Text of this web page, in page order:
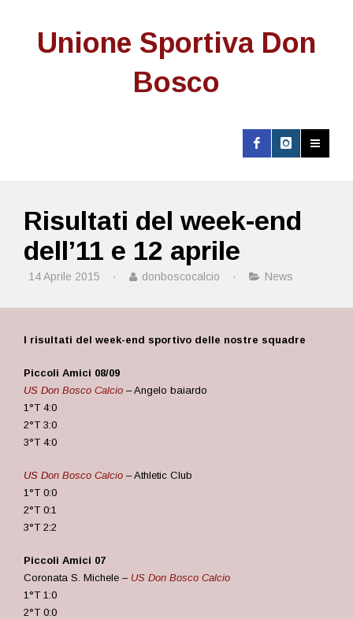
Unione Sportiva Don
Bosco
Risultati del week-end
dell’11 e 12 aprile
14 Aprile 2015 · donboscocalcio · News
I risultati del week-end sportivo delle nostre squadre
Piccoli Amici 08/09
US Don Bosco Calcio – Angelo baiardo
1°T 4:0
2°T 3:0
3°T 4:0
US Don Bosco Calcio – Athletic Club
1°T 0:0
2°T 0:1
3°T 2:2
Piccoli Amici 07
Coronata S. Michele – US Don Bosco Calcio
1°T 1:0
2°T 0:0